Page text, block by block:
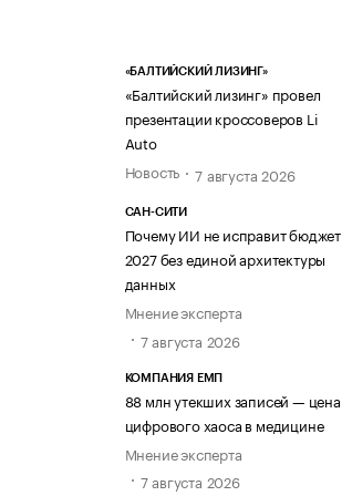
«БАЛТИЙСКИЙ ЛИЗИНГ»
«Балтийский лизинг» провел
презентации кроссоверов Li
Auto
Новость
7 августа 2026
САН-СИТИ
Почему ИИ не исправит бюджет
2027 без единой архитектуры
данных
Мнение эксперта
7 августа 2026
КОМПАНИЯ ЕМП
88 млн утекших записей — цена
цифрового хаоса в медицине
Мнение эксперта
7 августа 2026